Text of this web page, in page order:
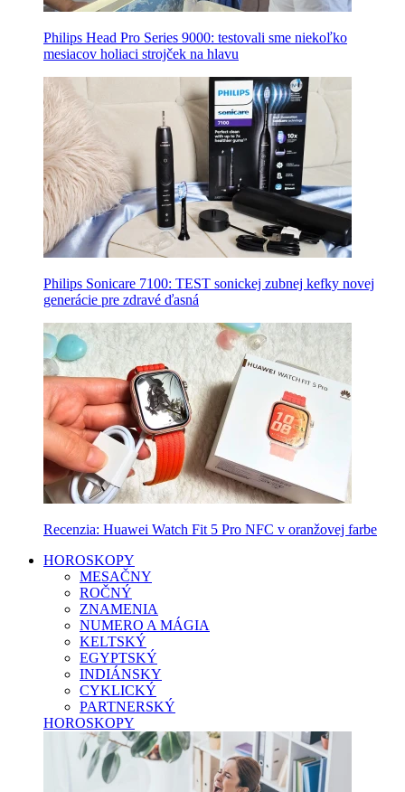
Philips Head Pro Series 9000: testovali sme niekoľko
mesiacov holiaci strojček na hlavu
Philips Sonicare 7100: TEST sonickej zubnej kefky novej
generácie pre zdravé ďasná
Recenzia: Huawei Watch Fit 5 Pro NFC v oranžovej farbe
HOROSKOPY
MESAČNY
ROČNÝ
ZNAMENIA
NUMERO A MÁGIA
KELTSKÝ
EGYPTSKÝ
INDIÁNSKY
CYKLICKÝ
PARTNERSKÝ
HOROSKOPY